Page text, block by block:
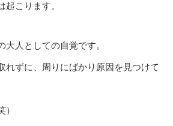
起こります。
大人としての自覚です。
れずに、周りにばかり原因を見つけて